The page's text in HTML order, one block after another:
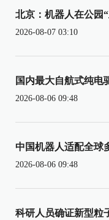
北京：机器人在公园
2026-08-07 03:10
国内最大自航式纯电
2026-08-06 09:48
中国机器人适配全球
2026-08-06 09:48
科研人员确证新型粒